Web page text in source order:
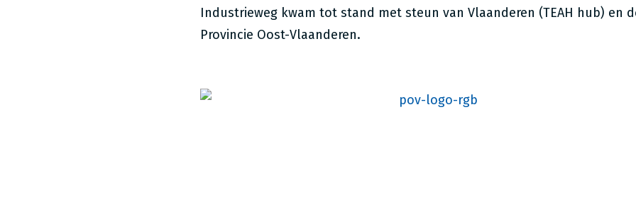
Industrieweg kwam tot stand met steun van Vlaanderen (TEAH hub) en
Provincie Oost-Vlaanderen.